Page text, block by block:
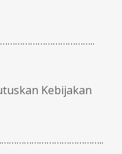
Kebijakan